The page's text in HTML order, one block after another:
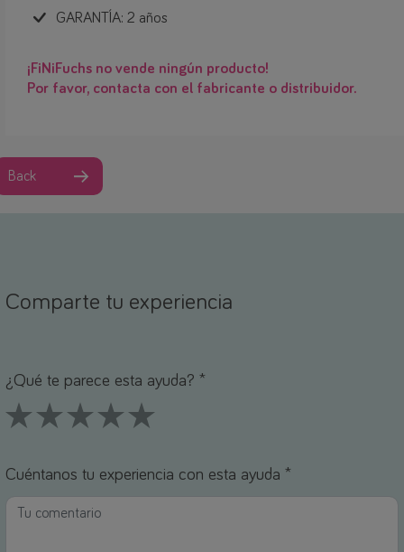
GARANTÍA: 2 años
¡FiNiFuchs no vende ningún producto!
Por favor, contacta con el fabricante o distribuidor.
Back
Comparte tu experiencia
¿Qué te parece esta ayuda? *
Cuéntanos tu experiencia con esta ayuda *